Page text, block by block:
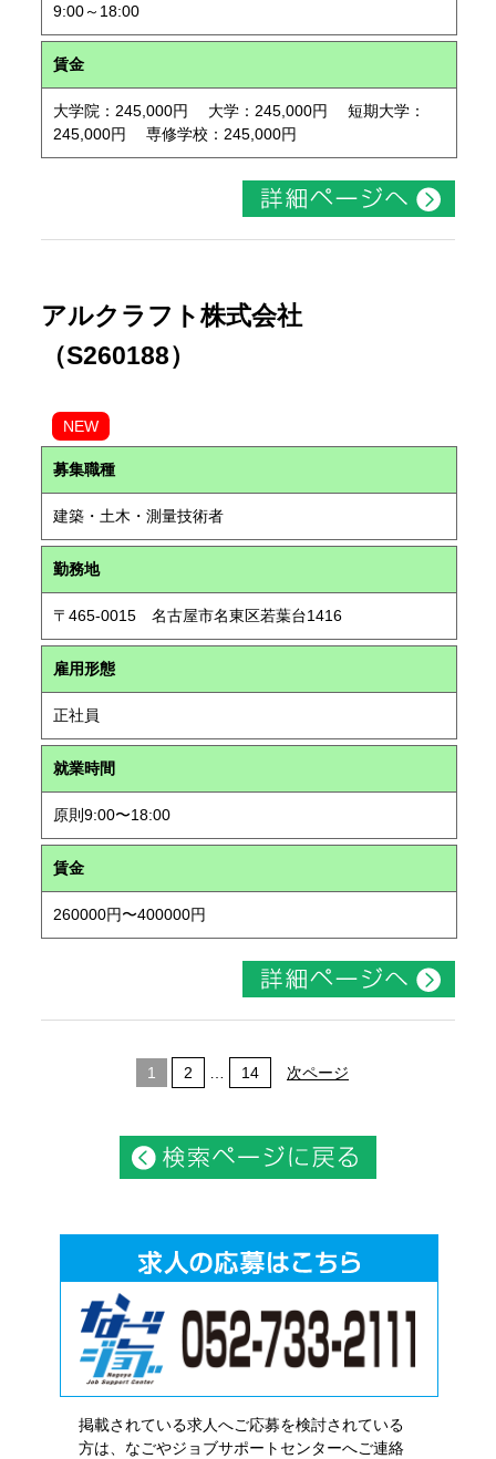
9:00～18:00
賃金
大学院：245,000円 大学：245,000円 短期大学：
245,000円 専修学校：245,000円
アルクラフト株式会社
（S260188）
NEW
募集職種
建築・土木・測量技術者
勤務地
〒465-0015 名古屋市名東区若葉台1416
雇用形態
正社員
就業時間
原則9:00〜18:00
賃金
260000円〜400000円
1 2 14 次ページ
掲載されている求人へご応募を検討されている
方は、なごやジョブサポートセンターへご連絡